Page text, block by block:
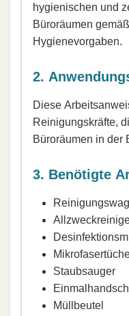
hygienischen und
Büroräumen
Hygienevorgaben.
2.
Diese
Reinigungskräfte,
Büroräumen in der
3. Benötigte
Staubsauger
Müllbeutel